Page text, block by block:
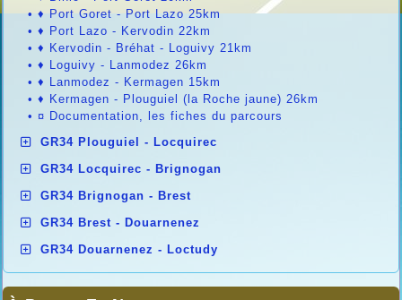
•♦ Port Goret - Port Lazo 25km
• ♦ Port Lazo - Kervodin 22km
• ♦ Kervodin - Bréhat - Loguivy 21km
• ♦ Loguivy - Lanmodez 26km
• ♦ Lanmodez - Kermagen 15km
• ♦ Kermagen - Plouguiel (la Roche jaune) 26km
• ¤ Documentation, les fiches du parcours
GR34 Plouguiel - Locquirec
GR34 Locquirec - Brignogan
GR34 Brignogan - Brest
GR34 Brest - Douarnenez
GR34 Douarnenez - Loctudy